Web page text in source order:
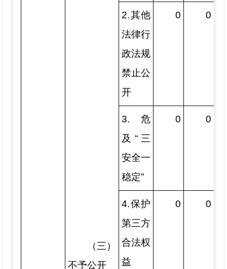
（三）
不予公开
2.其他
法律行
政法规
禁止公
开
0 0
3.危
及“三
安全一
稳定”
0 0
4.保护
第三方
合法权
益
0 0